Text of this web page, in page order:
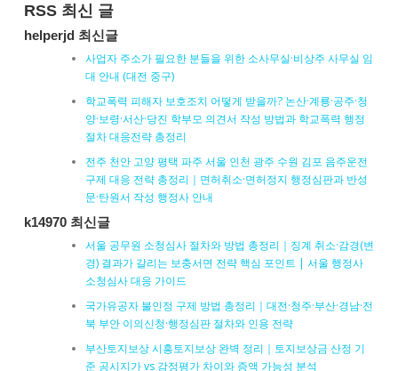
RSS 최신 글
helperjd 최신글
사업자 주소가 필요한 분들을 위한 소사무실·비상주 사무실 임
대 안내 (대전 중구)
학교폭력 피해자 보호조치 어떻게 받을까? 논산·계룡·공주·청
양·보령·서산·당진 학부모 의견서 작성 방법과 학교폭력 행정
절차 대응전략 총정리
전주 천안 고양 평택 파주 서울 인천 광주 수원 김포 음주운전
구제 대응 전략 총정리｜면허취소·면허정지 행정심판과 반성
문·탄원서 작성 행정사 안내
k14970 최신글
서울 공무원 소청심사 절차와 방법 총정리｜징계 취소·감경(변
경) 결과가 갈리는 보충서면 전략 핵심 포인트 | 서울 행정사
소청심사 대응 가이드
국가유공자 불인정 구제 방법 총정리｜대전·청주·부산·경남·전
북 부안 이의신청·행정심판 절차와 인용 전략
부산토지보상 시흥토지보상 완벽 정리｜토지보상금 산정 기
준 공시지가 vs 감정평가 차이와 증액 가능성 분석